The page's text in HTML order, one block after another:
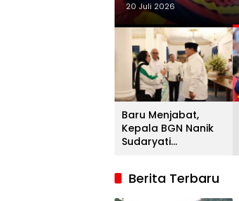
20 Juli 2026
Baru Menjabat,
Kepala BGN Nanik
Sudaryati
Berita Terbaru